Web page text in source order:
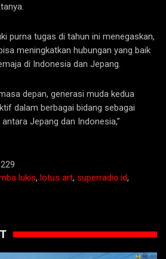
purna tugas di tahun ini menegaskan,
meningkatkan hubungan yang baik
di Indonesia dan Jepang.
depan, generasi muda kedua
dalam berbagai bidang sebagai
Jepang dan Indonesia,”
229
lukis, lotus art, superradio.id,